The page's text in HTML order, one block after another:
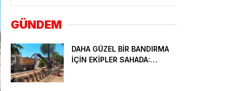
GÜNDEM
DAHA GÜZEL BİR BANDIRMA
İÇİN EKİPLER SAHADA: